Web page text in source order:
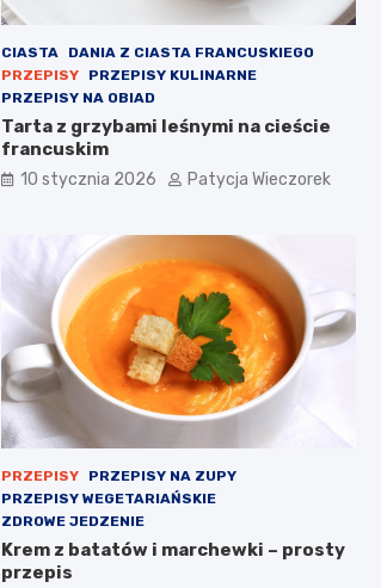
CIASTA
DANIA Z CIASTA FRANCUSKIEGO
PRZEPISY
PRZEPISY KULINARNE
PRZEPISY NA OBIAD
Tarta z grzybami leśnymi na cieście
francuskim
10 stycznia 2026 Patycja Wieczorek
PRZEPISY
PRZEPISY NA ZUPY
PRZEPISY WEGETARIAŃSKIE
ZDROWE JEDZENIE
Krem z batatów i marchewki – prosty
przepis